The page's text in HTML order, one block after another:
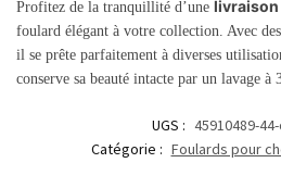
Profitez de la tranquillité d’une
foulard élégant à votre collection. Avec
il se prête parfaitement à diverses
conserve sa beauté intacte par un lavage à
UGS : 45910489-
Catégorie : Foulards pour